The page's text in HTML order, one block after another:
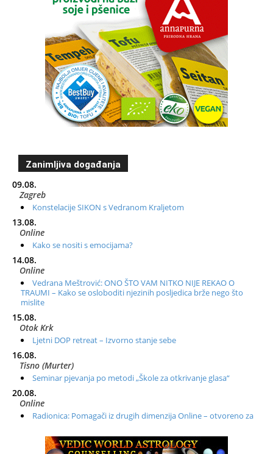
Zanimljiva događanja
09.08.
Zagreb
Konstelacije SIKON s Vedranom Kraljetom
13.08.
Online
Kako se nositi s emocijama?
14.08.
Online
Vedrana Meštrović: ONO ŠTO VAM NITKO NIJE REKAO O
TRAUMI – Kako se osloboditi njezinih posljedica brže nego što
mislite
15.08.
Otok Krk
Ljetni DOP retreat – Izvorno stanje sebe
16.08.
Tisno (Murter)
Seminar pjevanja po metodi „Škole za otkrivanje glasa“
20.08.
Online
Radionica: Pomagači iz drugih dimenzija Online – otvoreno za
Zagreb+Online